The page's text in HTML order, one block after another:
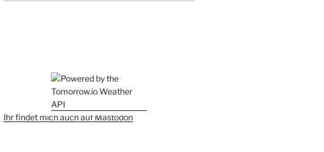
Ihr findet mich auch auf Mastodon